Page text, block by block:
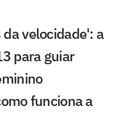
velocidade': a
para guiar
funciona a